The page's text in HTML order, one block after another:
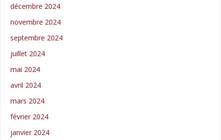
décembre 2024
novembre 2024
septembre 2024
juillet 2024
mai 2024
avril 2024
mars 2024
février 2024
janvier 2024